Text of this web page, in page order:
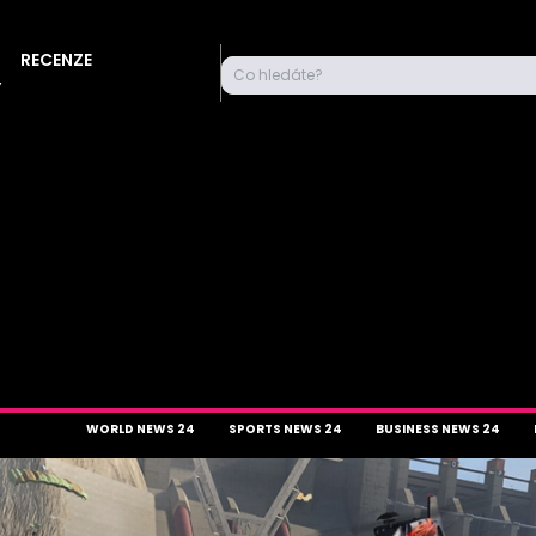
RECENZE
Co hledáte?
WORLD NEWS 24 SPORTS NEWS 24 BUSINESS NEWS 24